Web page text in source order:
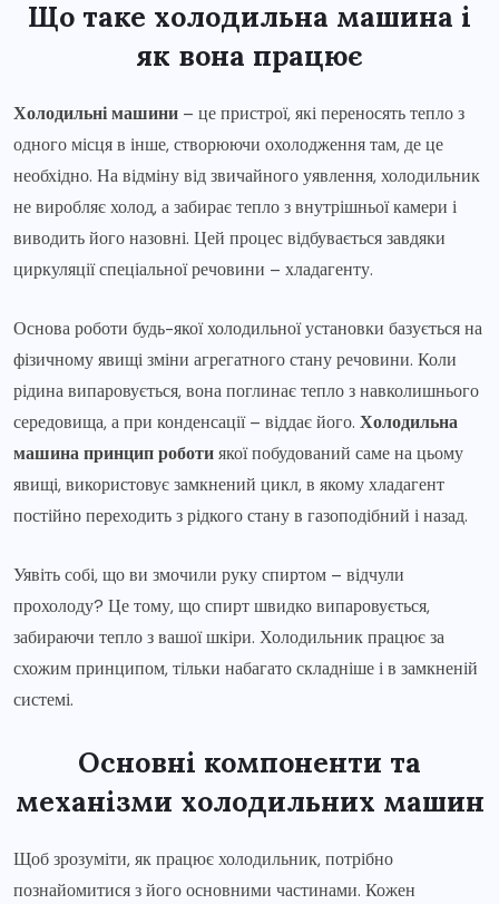
Що таке холодильна машина і
як вона працює
Холодильні машини – це пристрої, які переносять тепло з
одного місця в інше, створюючи охолодження там, де це
необхідно. На відміну від звичайного уявлення, холодильник
не виробляє холод, а забирає тепло з внутрішньої камери і
виводить його назовні. Цей процес відбувається завдяки
циркуляції спеціальної речовини – хладагенту.
Основа роботи будь-якої холодильної установки базується на
фізичному явищі зміни агрегатного стану речовини. Коли
рідина випаровується, вона поглинає тепло з навколишнього
середовища, а при конденсації – віддає його. Холодильна
машина принцип роботиякої побудований саме на цьому
явищі, використовує замкнений цикл, в якому хладагент
постійно переходить з рідкого стану в газоподібний і назад.
Уявіть собі, що ви змочили руку спиртом – відчули
прохолоду? Це тому, що спирт швидко випаровується,
забираючи тепло з вашої шкіри. Холодильник працює за
схожим принципом, тільки набагато складніше і в замкненій
системі.
Основні компоненти та
механізми холодильних машин
Щоб зрозуміти, як працює холодильник, потрібно
познайомитися з його основними частинами. Кожен